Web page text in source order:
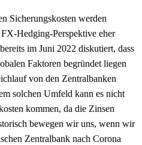
Sicherungskosten werden
Hedging-Perspektive eher
im Juni 2022 diskutiert, dass
Faktoren begründet liegen
von den Zentralbanken
solchen Umfeld kann es nicht
kommen, da die Zinsen
bewegen wir uns, wenn wir
Zentralbank nach Corona